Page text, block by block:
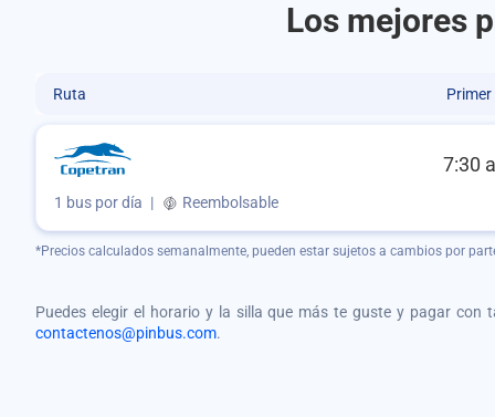
Los mejores
Ruta Primer
7:30
1 bus por día | Reembolsable
*Precios calculados semanalmente, pueden estar sujetos a cambios por
Puedes elegir el horario y la silla que más te guste y pagar
contactenos@pinbus.com.